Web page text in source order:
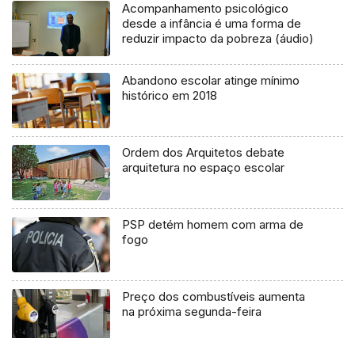
Acompanhamento psicológico
desde a infância é uma forma de
reduzir impacto da pobreza (áudio)
Abandono escolar atinge mínimo
histórico em 2018
Ordem dos Arquitetos debate
arquitetura no espaço escolar
PSP detém homem com arma de
fogo
Preço dos combustíveis aumenta
na próxima segunda-feira